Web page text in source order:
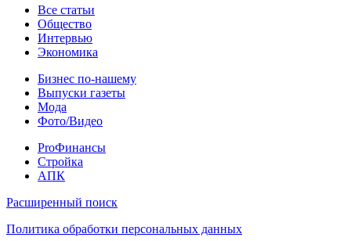
Статьи
Все статьи
Общество
Интервью
Экономика
Разное
Бизнес по-нашему
Выпуски газеты
Мода
Фото/Видео
Pro
ProФинансы
Стройка
АПК
Информация
Расширенный поиск
Политика обработки персональных данных